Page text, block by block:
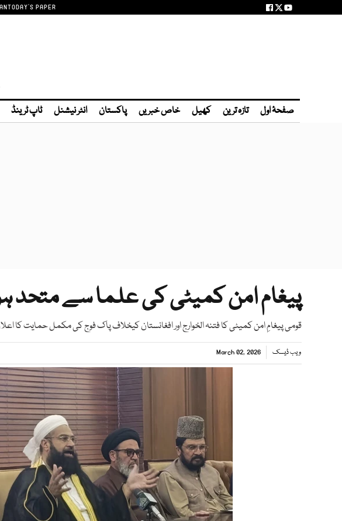
TODAY'S PAPER
صفحۂ اول تازہ ترین کھیل خاص خبریں پاکستان انٹر نیشنل ٹاپ ٹرینڈ
پیغام امن کمیٹی کی علما سے متحد
قومی پیغامِ امن کمیٹی کا فتنہ الخوارج اور افغانستان کیخلاف پاک فوج کی مکمل حمایت کا
ویب ڈیسک March 02, 2026